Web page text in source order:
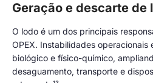
Geração e descarte de
O lodo é um dos principais
OPEX. Instabilidades
biológico e físico-químico,
desaguamento, transporte e